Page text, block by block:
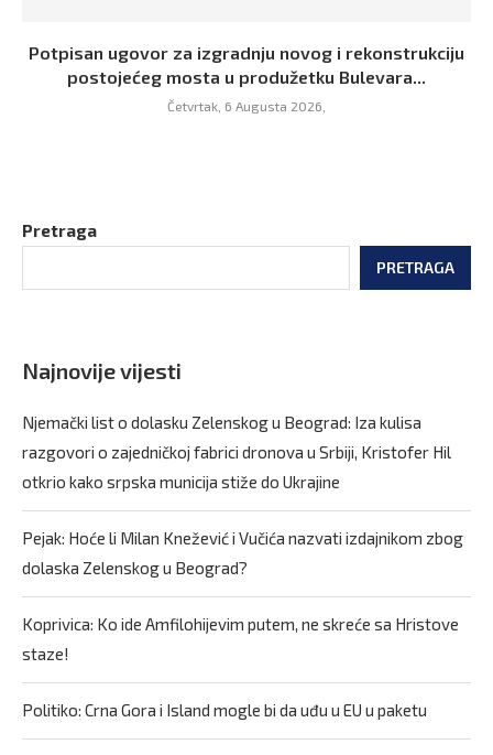
Potpisan ugovor za izgradnju novog i rekonstrukciju
postojećeg mosta u produžetku Bulevara...
Četvrtak, 6 Augusta 2026,
Pretraga
PRETRAGA
Najnovije vijesti
Njemački list o dolasku Zelenskog u Beograd: Iza kulisa
razgovori o zajedničkoj fabrici dronova u Srbiji, Kristofer Hil
otkrio kako srpska municija stiže do Ukrajine
Pejak: Hoće li Milan Knežević i Vučića nazvati izdajnikom zbog
dolaska Zelenskog u Beograd?
Koprivica: Ko ide Amfilohijevim putem, ne skreće sa Hristove
staze!
Politiko: Crna Gora i Island mogle bi da uđu u EU u paketu